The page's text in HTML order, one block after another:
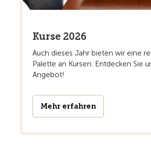
Kurse 2026
Auch dieses Jahr bieten wir eine
Palette an Kursen. Entdecken Sie
Angebot!
Mehr erfahren